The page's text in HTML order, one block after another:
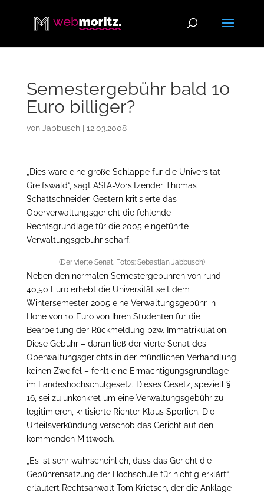
Semestergebühr bald 10
Euro billiger?
von Jabbusch| 12.03.2008
„Dies wäre eine große Schlappe für die Universität
Greifswald“, sagt AStA-Vorsitzender Thomas
Schattschneider. Gestern kritisierte das
Oberverwaltungsgericht die fehlende
Rechtsgrundlage für die 2005 eingeführte
Verwaltungsgebühr scharf.
(Der vierte Senat. Fotos: Sebastian Jabbusch)
Neben den normalen Semestergebühren von rund
40,50 Euro erhebt die Universität seit dem
Wintersemester 2005 eine Verwaltungsgebühr in
Höhe von 10 Euro von Ihren Studenten für die
Bearbeitung der Rückmeldung bzw. Immatrikulation.
Diese Gebühr – daran ließ der vierte Senat des
Oberwaltungsgerichts in der mündlichen Verhandlung
keinen Zweifel – fehlt eine Ermächtigungsgrundlage
im Landeshochschulgesetz. Dieses Gesetz, speziell §
16, sei zu unkonkret um eine Verwaltungsgebühr zu
legitimieren, kritisierte Richter Klaus Sperlich. Die
Urteilsverkündung verschob das Gericht auf den
kommenden Mittwoch.
„Es ist sehr wahrscheinlich, dass das Gericht die
Gebührensatzung der Hochschule für nichtig erklärt“,
erläutert Rechtsanwalt Tom Krietsch, der die Anklage